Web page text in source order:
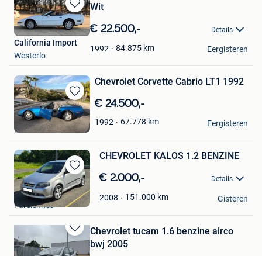
Bewaren
in
Mijn
Favorieten
Wit
€ 22.500,- Details
1992 84.875 km
California Import
Westerlo
Eergisteren
Bewaren
in
Mijn
Favorieten
Chevrolet Corvette Cabrio LT1 1992
€ 24.500,-
1992 67.778 km
California Import
Westerlo
Eergisteren
Bewaren
in
Mijn
Favorieten
CHEVROLET KALOS 1.2 BENZINE
€ 2.000,- Details
2008 151.000 km
MEM
Farciennes
Gisteren
Bewaren
in
Chevrolet tucam 1.6 benzine airco
bwj 2005